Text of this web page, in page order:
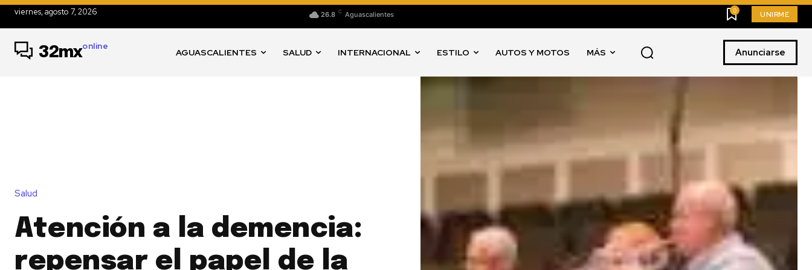
26.8 C Aguascalientes
viernes, agosto 7, 2026 0 UNIRME
32mxonline
AGUASCALIENTES SALUD INTERNACIONAL ESTILO AUTOS Y MOTOS MÁS Anunciarse
Salud
Atención a la demencia:
repensar el papel de la